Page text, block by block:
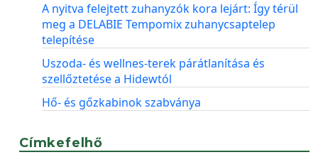
A nyitva felejtett zuhanyzók kora lejárt: Így térül
meg a DELABIE Tempomix zuhanycsaptelep
telepítése
Uszoda- és wellnes-terek párátlanítása és
szellőztetése a Hidewtól
Hő- és gőzkabinok szabványa
Címkefelhő